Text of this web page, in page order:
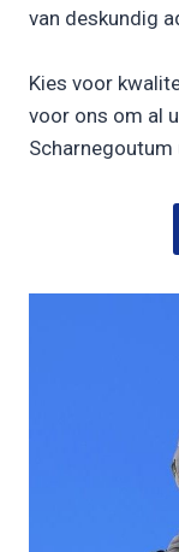
van deskundig
Kies voor
voor ons om al
Scharnegoutum